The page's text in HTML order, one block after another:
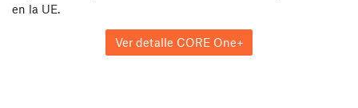
en la UE.
Ver detalle CORE One+